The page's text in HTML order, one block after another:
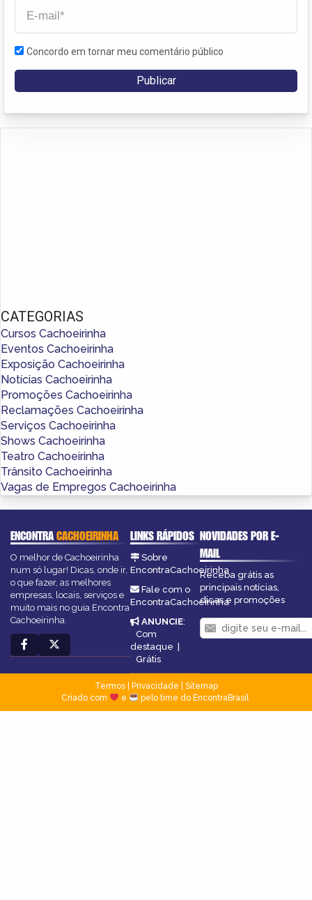
Concordo em tornar meu comentário público
CATEGORIAS
Cursos Cachoeirinha
Eventos Cachoeirinha
Exposição Cachoeirinha
Notícias Cachoeirinha
Promoções Cachoeirinha
Reclamações Cachoeirinha
Serviços Cachoeirinha
Shows Cachoeirinha
Teatro Cachoeirinha
Trânsito Cachoeirinha
Vagas de Empregos Cachoeirinha
ENCONTRACACHOEIRINHA
O melhor de Cachoeirinha
num só lugar! Dicas, onde ir,
o que fazer, as melhores
empresas, locais, serviços e
muito mais no guia Encontra
Cachoeirinha.
LINKS RÁPIDOS
Sobre
EncontraCachoeirinha
Fale com o
EncontraCachoeirinha
ANUNCIE:
Com
destaque
Grátis
NOVIDADES POR E-
MAIL
Receba grátis as
principais notícias,
dicas e promoções
Termos| Privacidade
Sitemap
Criado com
e pelo time do EncontraBrasil